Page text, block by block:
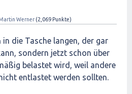
Werner (2,069 Punkte)
die Tasche langen, der gar
sondern jetzt schon über
belastet wird, weil andere
entlastet werden sollten.